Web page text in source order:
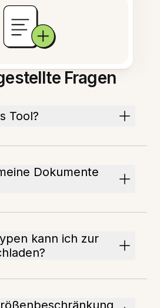
Fragen
Tool?
Dokumente
kann ich zur